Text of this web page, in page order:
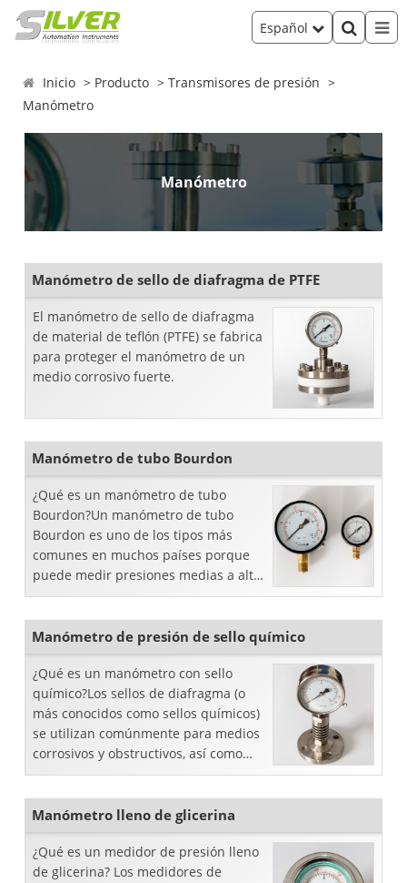
Español
Inicio Producto
Transmisores de presión
Manómetro
Manómetro
Manómetro de sello de diafragma de PTFE
El manómetro de sello de diafragma
de material de teflón (PTFE) se fabrica
para proteger el manómetro de un
medio corrosivo fuerte.
Manómetro de tubo Bourdon
¿Qué es un manómetro de tubo
Bourdon?Un manómetro de tubo
Bourdon es uno de los tipos más
comunes en muchos países porque
puede medir presiones medias a altas
sin ninguna complicación adicional...
Manómetro de presión de sello químico
¿Qué es un manómetro con sello
químico?Los sellos de diafragma (o
más conocidos como sellos químicos)
se utilizan comúnmente para medios
corrosivos y obstructivos, así como
para algunas medidas higiénicas en
farmacéutica...
Manómetro lleno de glicerina
¿Qué es un medidor de presión lleno
de glicerina? Los medidores de